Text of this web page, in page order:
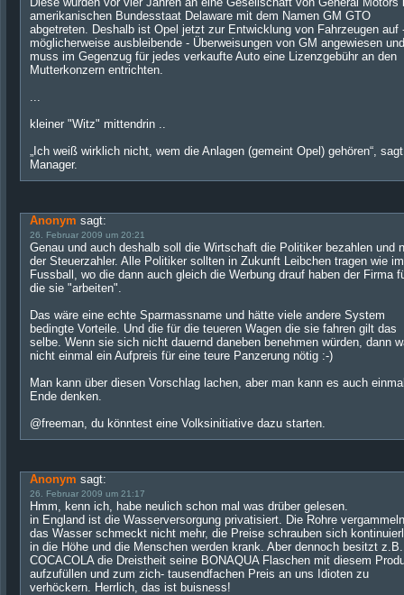
amerikanischen Bundesstaat Delaware mit dem Namen GM GTO
abgetreten. Deshalb ist Opel jetzt zur Entwicklung von Fahrzeugen auf
möglicherweise ausbleibende - Überweisungen von GM angewiesen und
muss im Gegenzug für jedes verkaufte Auto eine Lizenzgebühr an den
Mutterkonzern entrichten.
...
kleiner "Witz" mittendrin ..
„Ich weiß wirklich nicht, wem die Anlagen (gemeint Opel) gehören“,
Manager.
Anonym sagt:
26. Februar 2009 um 20:21
Genau und auch deshalb soll die Wirtschaft die Politiker bezahlen und
der Steuerzahler. Alle Politiker sollten in Zukunft Leibchen tragen wie im
Fussball, wo die dann auch gleich die Werbung drauf haben der Firma
die sie "arbeiten".
Das wäre eine echte Sparmassname und hätte viele andere System
bedingte Vorteile. Und die für die teueren Wagen die sie fahren gilt das
selbe. Wenn sie sich nicht dauernd daneben benehmen würden, dann
nicht einmal ein Aufpreis für eine teure Panzerung nötig :-)
Man kann über diesen Vorschlag lachen, aber man kann es auch
Ende denken.
@freeman, du könntest eine Volksinitiative dazu starten.
Anonym sagt:
26. Februar 2009 um 21:17
Hmm, kenn ich, habe neulich schon mal was drüber gelesen.
in England ist die Wasserversorgung privatisiert. Die Rohre
das Wasser schmeckt nicht mehr, die Preise schrauben sich
in die Höhe und die Menschen werden krank. Aber dennoch besitzt z.B.
COCACOLA die Dreistheit seine BONAQUA Flaschen mit diesem
aufzufüllen und zum zich- tausendfachen Preis an uns Idioten zu
verhöckern. Herrlich, das ist buisness!